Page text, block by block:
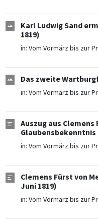
Karl Ludwig Sand
1819)
in: Vom Vormärz bis zur
Das zweite
in: Vom Vormärz bis zur
Auszug aus
Glaubensbekenntnis
in: Vom Vormärz bis zur
Clemens Fürst von
Juni 1819)
in: Vom Vormärz bis zur